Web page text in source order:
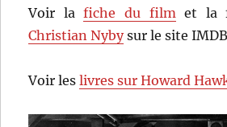
Voir lafiche du filmet la
Christian Nybysur le site
Voir leslivres sur Howard